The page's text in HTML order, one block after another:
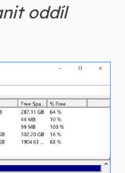
oddíl